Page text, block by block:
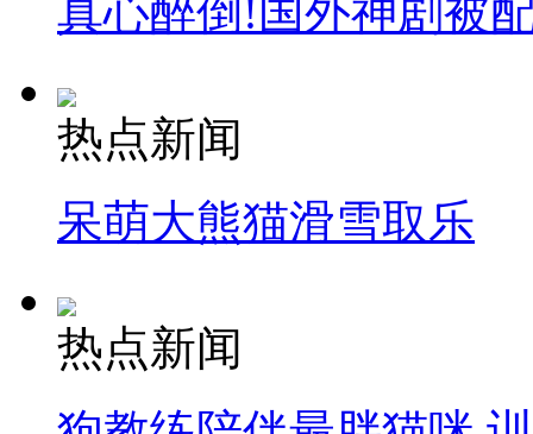
真心醉倒!国外神剧被
热点新闻
呆萌大熊猫滑雪取乐
热点新闻